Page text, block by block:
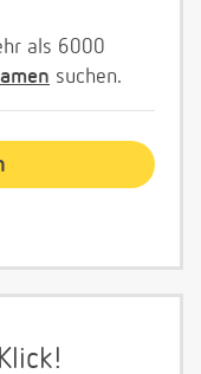
als 6000
suchen.